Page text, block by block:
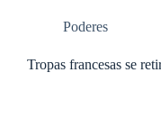
Poderes
Tropas francesas se